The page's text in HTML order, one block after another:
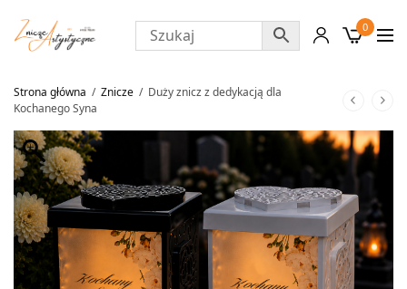
0
Strona główna / Znicze / Duży znicz z dedykacją dla
Kochanego Syna